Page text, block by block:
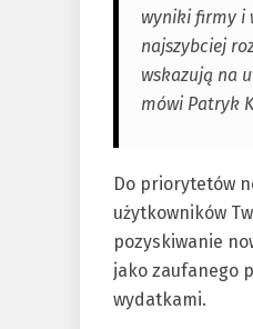
wyniki firmy i
najszybciej
wskazują na
mówi Patryk
Do priorytetów
użytkowników
pozyskiwanie
jako zaufanego
wydatkami.